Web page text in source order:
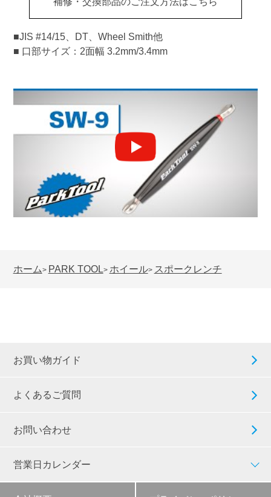
■JIS #14/15、DT、Wheel Smith他
■ 口部サイズ：2面幅 3.2mm/3.4mm
ホーム> PARK TOOL> ホイール> スポークレンチ
お買い物ガイド
よくあるご質問
お問い合わせ
営業日カレンダー